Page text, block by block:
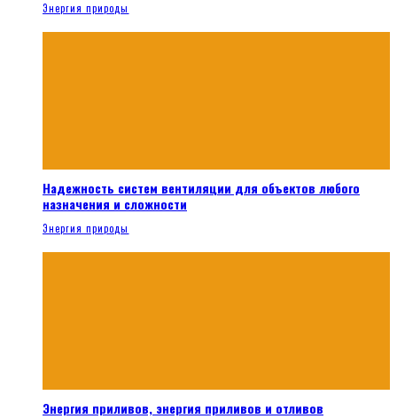
Энергия природы
Надежность систем вентиляции для объектов любого
назначения и сложности
Энергия природы
Энергия приливов, энергия приливов и отливов